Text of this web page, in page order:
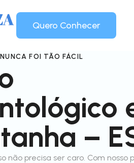
Quero Conhecer
FOI TÃO FÁCIL
–
não precisa ser caro. Com nosso